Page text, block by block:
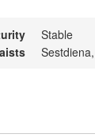
Stable